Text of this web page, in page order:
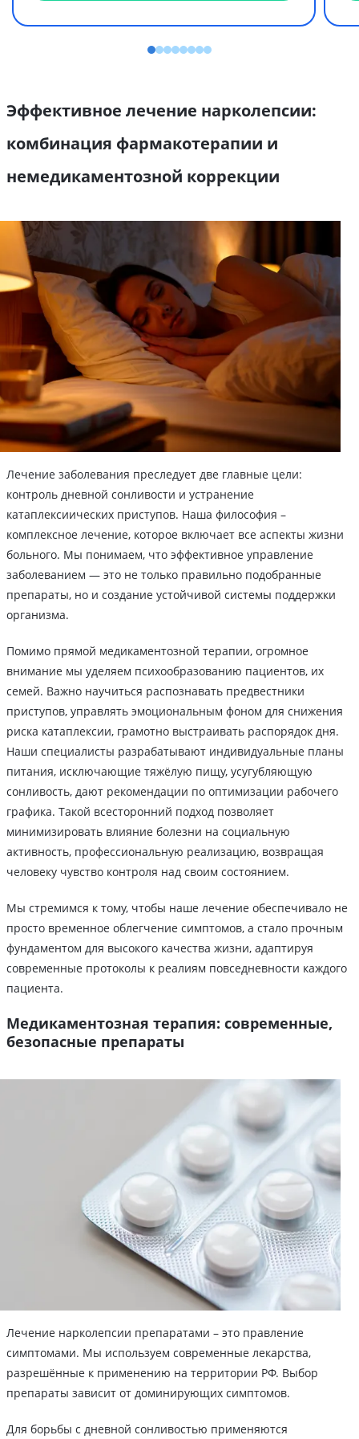
Эффективное лечение нарколепсии:
комбинация фармакотерапии и
немедикаментозной коррекции
Лечение заболевания преследует две главные цели:
контроль дневной сонливости и устранение
катаплексиических приступов. Наша философия –
комплексное лечение, которое включает все аспекты жизни
больного. Мы понимаем, что эффективное управление
заболеванием — это не только правильно подобранные
препараты, но и создание устойчивой системы поддержки
организма.
Помимо прямой медикаментозной терапии, огромное
внимание мы уделяем психообразованию пациентов, их
семей. Важно научиться распознавать предвестники
приступов, управлять эмоциональным фоном для снижения
риска катаплексии, грамотно выстраивать распорядок дня.
Наши специалисты разрабатывают индивидуальные планы
питания, исключающие тяжёлую пищу, усугубляющую
сонливость, дают рекомендации по оптимизации рабочего
графика. Такой всесторонний подход позволяет
минимизировать влияние болезни на социальную
активность, профессиональную реализацию, возвращая
человеку чувство контроля над своим состоянием.
Мы стремимся к тому, чтобы наше лечение обеспечивало не
просто временное облегчение симптомов, а стало прочным
фундаментом для высокого качества жизни, адаптируя
современные протоколы к реалиям повседневности каждого
пациента.
Медикаментозная терапия: современные,
безопасные препараты
Лечение нарколепсии препаратами – это правление
симптомами. Мы используем современные лекарства,
разрешённые к применению на территории РФ. Выбор
препараты зависит от доминирующих симптомов.
Для борьбы с дневной сонливостью применяются